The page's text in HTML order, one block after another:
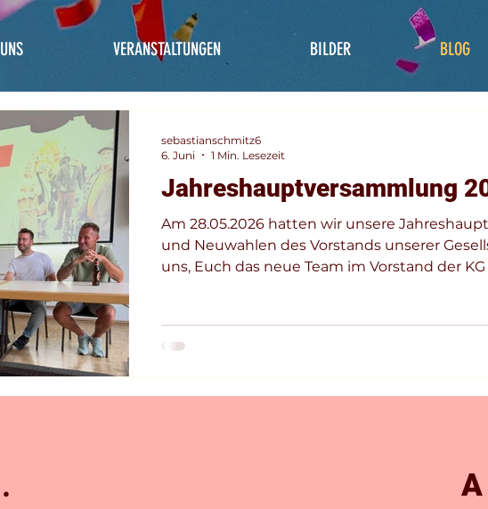
VERANSTALTUNGEN BILDER BLOG
Jahreshauptversammlung
Am 28.05.2026 hatten wir unsere
und Neuwahlen des Vorstands unserer
uns, Euch das neue Team im Vorstand der
Schatzmeister) Ergänzt durch Fabian
Dominik Klüger (2. Geschäftsführer) Sebastian
wiedergewählt, Hajo S
sebastianschmitz6
6. Juni
1 Min. Lesezeit